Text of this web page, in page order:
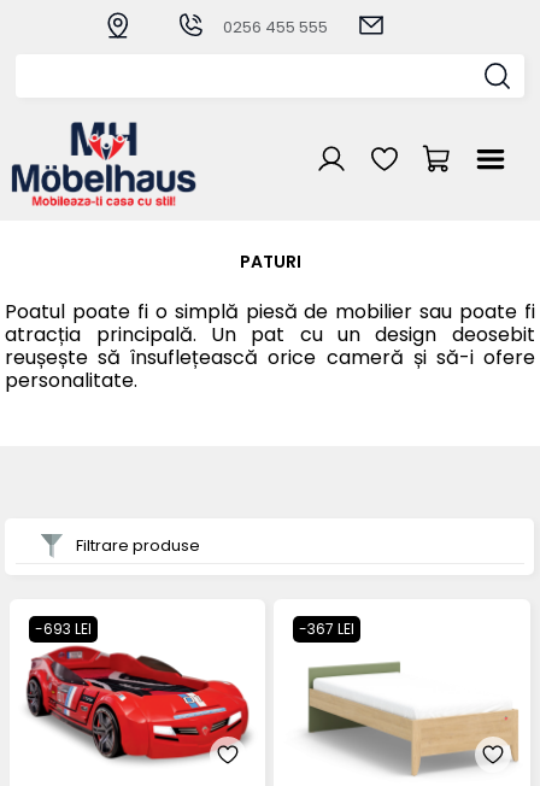
0256 455 555
PATURI
Poatul poate fi o simplă piesă de mobilier sau poate fi
atracția principală. Un pat cu un design deosebit
reușește să însuflețească orice cameră și să-i ofere
personalitate.
Filtrare produse
-693 LEI -367 LEI